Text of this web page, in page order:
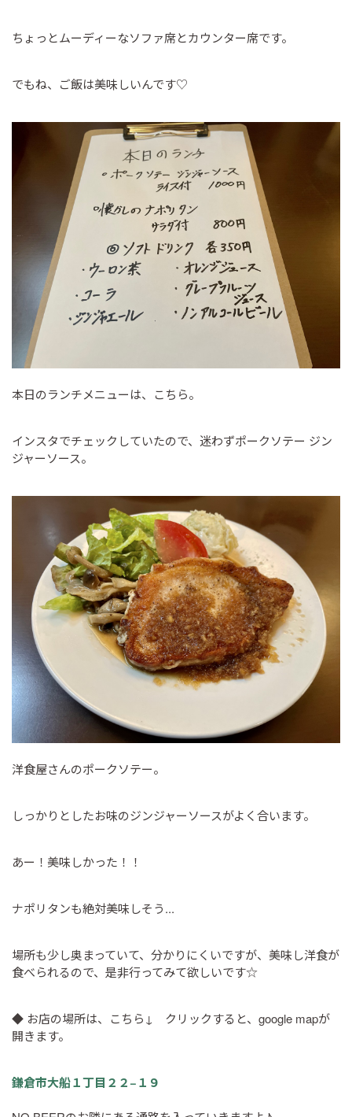
ちょっとムーディーなソファ席とカウンター席です。
でもね、ご飯は美味しいんです♡
本日のランチメニューは、こちら。
インスタでチェックしていたので、迷わずポークソテー ジン
ジャーソース。
洋食屋さんのポークソテー。
しっかりとしたお味のジンジャーソースがよく合います。
あー！美味しかった！！
ナポリタンも絶対美味しそう...
場所も少し奥まっていて、分かりにくいですが、美味し洋食が
食べられるので、是非行ってみて欲しいです☆
◆ お店の場所は、こちら↓ クリックすると、google mapが
開きます。
鎌倉市大船１丁目２２−１９